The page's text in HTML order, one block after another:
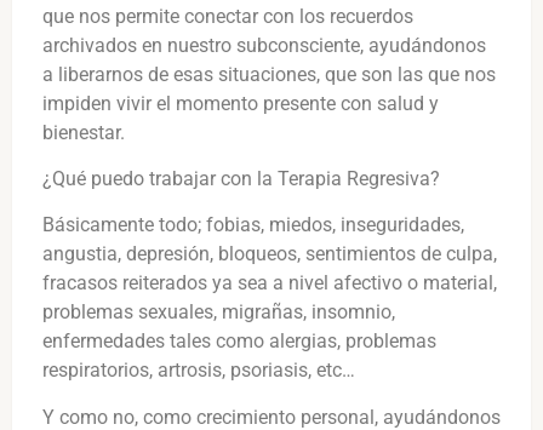
que nos permite conectar con los recuerdos
archivados en nuestro subconsciente, ayudándonos
a liberarnos de esas situaciones, que son las que nos
impiden vivir el momento presente con salud y
bienestar.
¿Qué puedo trabajar con la Terapia Regresiva?
Básicamente todo; fobias, miedos, inseguridades,
angustia, depresión, bloqueos, sentimientos de culpa,
fracasos reiterados ya sea a nivel afectivo o material,
problemas sexuales, migrañas, insomnio,
enfermedades tales como alergias, problemas
respiratorios, artrosis, psoriasis, etc…
Y como no, como crecimiento personal, ayudándonos